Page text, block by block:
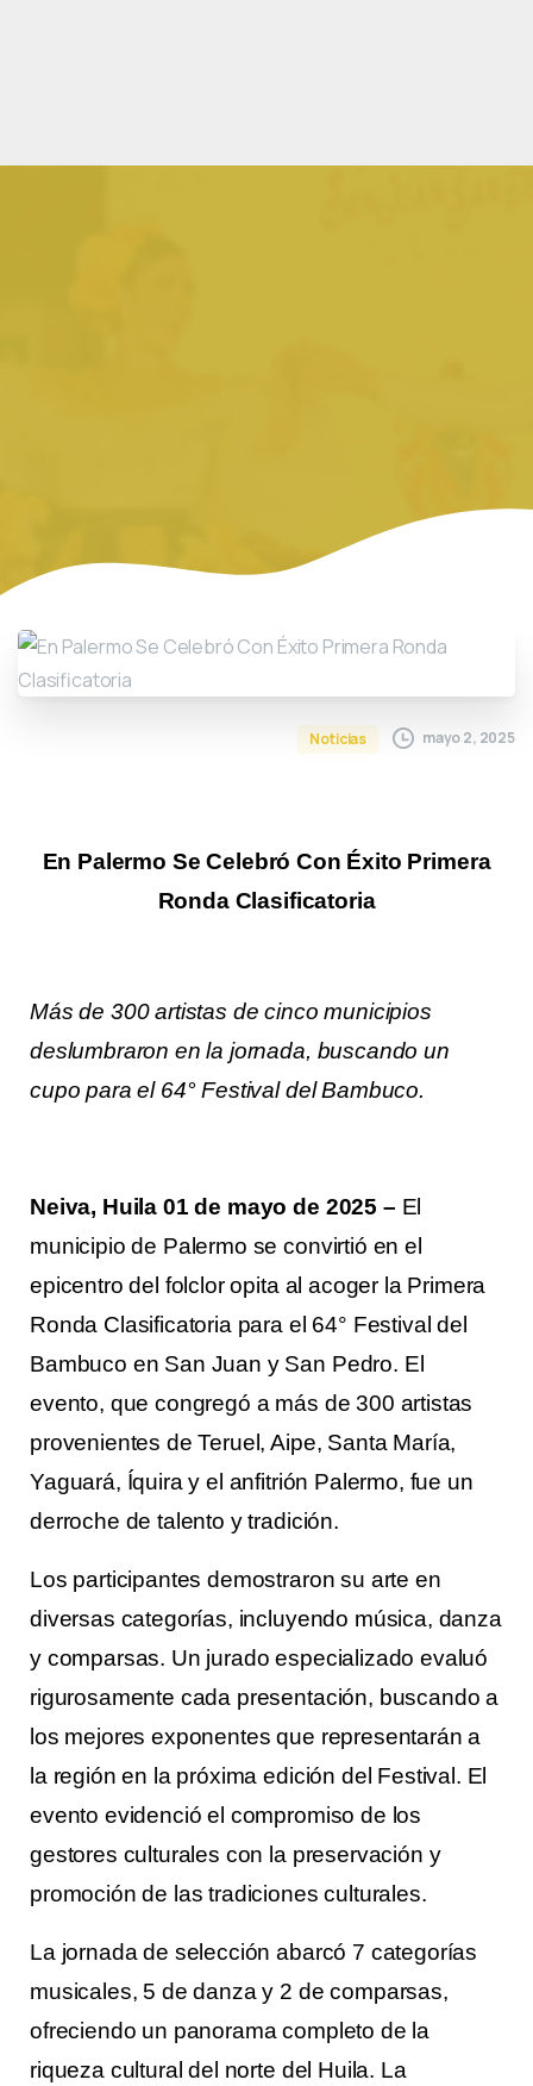
Noticias mayo 2, 2025
En Palermo Se Celebró Con Éxito Primera
Ronda Clasificatoria
Más de 300 artistas de cinco municipios
deslumbraron en la jornada, buscando un
cupo para el 64° Festival del Bambuco.
Neiva, Huila 01 de mayo de 2025 – El
municipio de Palermo se convirtió en el
epicentro del folclor opita al acoger la Primera
Ronda Clasificatoria para el 64° Festival del
Bambuco en San Juan y San Pedro. El
evento, que congregó a más de 300 artistas
provenientes de Teruel, Aipe, Santa María,
Yaguará, Íquira y el anfitrión Palermo, fue un
derroche de talento y tradición.
Los participantes demostraron su arte en
diversas categorías, incluyendo música, danza
y comparsas. Un jurado especializado evaluó
rigurosamente cada presentación, buscando a
los mejores exponentes que representarán a
la región en la próxima edición del Festival. El
evento evidenció el compromiso de los
gestores culturales con la preservación y
promoción de las tradiciones culturales.
La jornada de selección abarcó 7 categorías
musicales, 5 de danza y 2 de comparsas,
ofreciendo un panorama completo de la
riqueza cultural del norte del Huila. La